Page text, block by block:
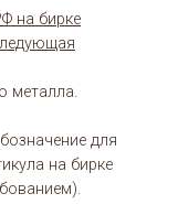
на бирке
металла.
для
на бирке